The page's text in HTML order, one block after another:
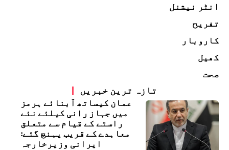
انٹر نیشنل
تفریح
کاروبار
کھیل
صحت
تازہ ترین خبریں
عمان کیساتھ آبنائے ہرمز
میں جہاز رانی کیلئے نئے
راستے کے قیام سے متعلق
معاہدے کے قریب پہنچ گئے:
ایرانی وزیرخارجہ